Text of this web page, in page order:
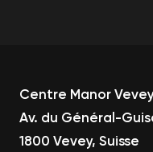
Centre Manor
Av. du Général-
1800 Vevey, Suisse